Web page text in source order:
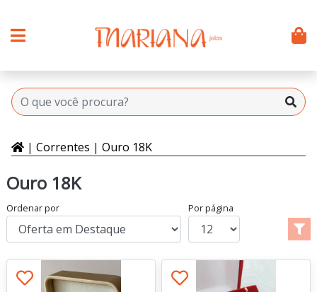
| Correntes | Ouro 18K
Ouro 18K
Ordenar por Por página